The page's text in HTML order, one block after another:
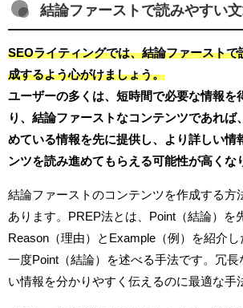
結論ファーストで読みやすい
SEOライティングでは、結論ファーストで
成するよう心がけましょう。
ユーザーの多くは、短時間で必要な情報を
り、結論ファーストなコンテンツであれば
めている情報を先に提供し、より詳しい情
ンツを読み進めてもらえる可能性が高くな
結論ファーストのコンテンツを作成する方
あります。PREP法とは、Point（結論）を
Reason（理由）とExample（例）を紹介し
一度Point（結論）を述べる手法です。冗長
い情報を分かりやすく伝えるのに最適な手